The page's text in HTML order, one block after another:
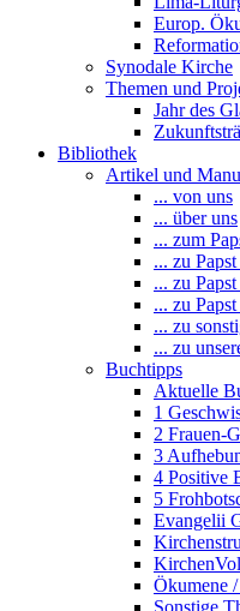
Europ.
Synodale Kirche
Themen und
Jahr des
Bibliothek
Artikel und
... von uns
... über uns
... zum
... zu
... zu
... zu
... zu
... zu
Buchtipps
Aktuelle
1
2 Frauen-
3
4 Positive
5
Evangelii
Ökumene
Sonstige